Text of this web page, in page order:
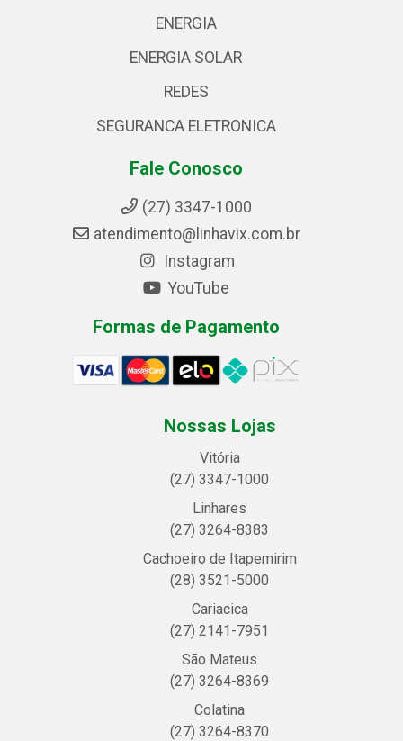
ENERGIA
ENERGIA SOLAR
REDES
SEGURANCA ELETRONICA
Fale Conosco
(27) 3347-1000
atendimento@linhavix.com.br
Instagram
YouTube
Formas de Pagamento
Nossas Lojas
Vitória
(27) 3347-1000
Linhares
(27) 3264-8383
Cachoeiro de Itapemirim
(28) 3521-5000
Cariacica
(27) 2141-7951
São Mateus
(27) 3264-8369
Colatina
(27) 3264-8370